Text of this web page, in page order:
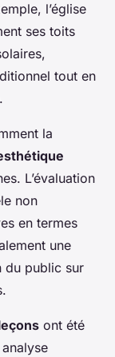
l’église
ses toits
tout en
la
L’évaluation
non
en termes
une
du public sur
ont été